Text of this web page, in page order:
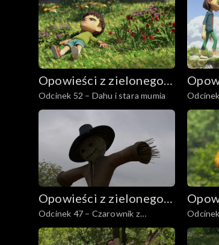
Opowieści z zielonego
lasu
Odcinek 52 – Dahu i stara mumia
lasu
Opowieści z zielonego
lasu
Odcinek 47 – Czarownik z
Bellefontaine
lasu